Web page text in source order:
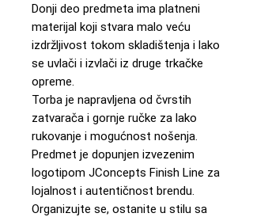
Donji deo predmeta ima platneni
materijal koji stvara malo veću
izdržljivost tokom skladištenja i lako
se uvlači i izvlači iz druge trkačke
opreme.
Torba je napravljena od čvrstih
zatvarača i gornje ručke za lako
rukovanje i mogućnost nošenja.
Predmet je dopunjen izvezenim
logotipom JConcepts Finish Line za
lojalnost i autentičnost brendu.
Organizujte se, ostanite u stilu sa